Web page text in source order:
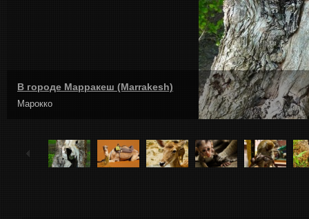
В городе Марракеш (Marrakesh)
Марокко